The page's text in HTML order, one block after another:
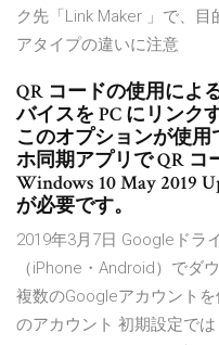
ク先「Link Maker 」で、
アタイプの違いに注意
QR コードの使用によ
バイスを PC にリンク
このオプションが使
ホ同期アプリで QR コ
Windows 10 May 2019
が必要です。
2019年3月7日 Googleドラ
（iPhone・Android）でダ
複数のGoogleアカウント
のアカウント 初期設定で